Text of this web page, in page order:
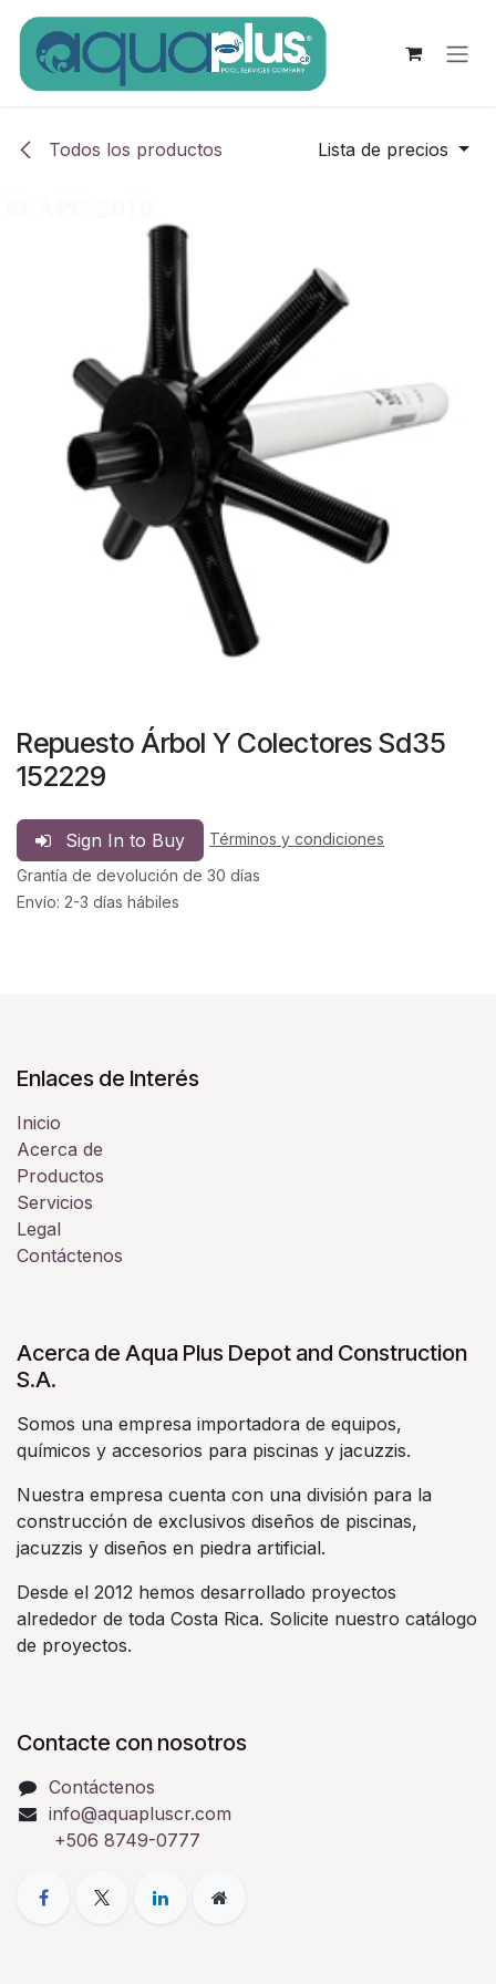
Ir al contenido
Todos los productos Lista de precios
Repuesto Árbol Y Colectores Sd35
152229
Sign In to Buy
Términos y condiciones
Grantía de devolución de 30 días
Envío: 2-3 días hábiles
Enlaces de Interés
Inicio
Acerca de
Productos
Servicios
Legal
Contáctenos
Acerca de Aqua Plus Depot and Construction
S.A.
Somos una empresa importadora de equipos,
químicos y accesorios para piscinas y jacuzzis.
Nuestra empresa cuenta con una división para la
construcción de exclusivos diseños de piscinas,
jacuzzis y diseños en piedra artificial.
Desde el 2012 hemos desarrollado proyectos
alrededor de toda Costa Rica. Solicite nuestro catálogo
de proyectos.
Contacte con nosotros
Contáctenos
info@aquapluscr.com
+506 8749-0777